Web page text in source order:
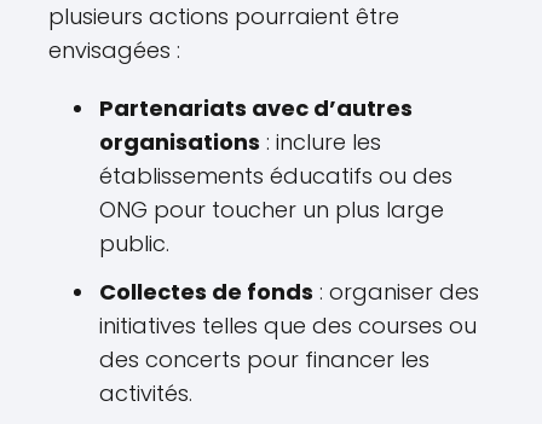
plusieurs actions pourraient être
envisagées :
Partenariats avec d’autres
organisations : inclure les
établissements éducatifs ou des
ONG pour toucher un plus large
public.
Collectes de fonds : organiser des
initiatives telles que des courses ou
des concerts pour financer les
activités.